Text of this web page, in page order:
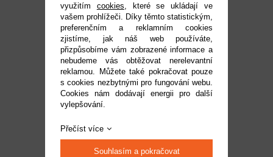
Hliníková kompletní
spojka COMPAK 4 PRO
B10 včetně spojkového
bubínku Z13 a kul.
ložisek
Dostupnost:
do 2 pracovních dnů
Kód:MX-UR0643-B10
1 749 Kč
využitím cookies, které se ukládají ve
vašem prohlížeči. Díky těmto statistickým,
preferenčním a reklamním cookies
zjistíme, jak náš web používáte,
přizpůsobíme vám zobrazené informace a
nebudeme vás obtěžovat nerelevantní
reklamou. Můžete také pokračovat pouze
s cookies nezbytnými pro fungování webu.
Cookies nám dodávají energii pro další
vylepšování.
Přečíst více
Souhlasím a pokračovat